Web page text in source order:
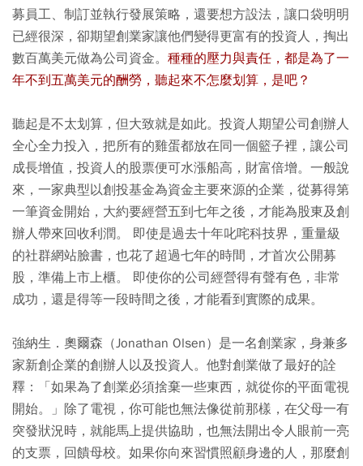
募員工、制訂並執行發展策略，還要想方設法，讓口袋明明
已經很深，卻期望創業家讓他們變得更富有的投資人，掏出
數百萬美元做為公司資金。 種種的壓力與責任，都是為了一
年不到五萬美元的酬勞，聽起來不怎麼划算，是吧？
聽起是不太划算，但大致就是如此。投資人期望公司創辦人
全心全力投入，把所有的雞蛋都放在同一個籃子裡，讓公司
成長增值，投資人的股票便可水漲船高，財富倍增。一般說
來，一家典型以創投基金為資金主要來源的企業，從募得第
一筆資金開始，大約要經營五到七年之後，才能為股東及創
辦人帶來回收利潤。 即使是過去十年叱咤科技界，重量級
的社群網站臉書，也花了超過七年的時間，才首次公開募
股，準備上市上櫃。 即使你的公司經營得有聲有色，非常
成功，還是得等一段時間之後，才能看到實際的成果。
強納生．奧爾森（Jonathan Olsen）是一名創業家，身兼多
家新創企業的創辦人以及投資人。他對創業做了最好的詮
釋：「如果為了創業必須捨棄一些東西，就從你的平面電視
開始。」除了電視，你可能也無法像從前那樣，在父母一有
突發狀況時，就能馬上提供協助，也無法開出令人眼前一亮
的支票，回饋母校。如果你向來習慣照顧身邊的人，那麼創